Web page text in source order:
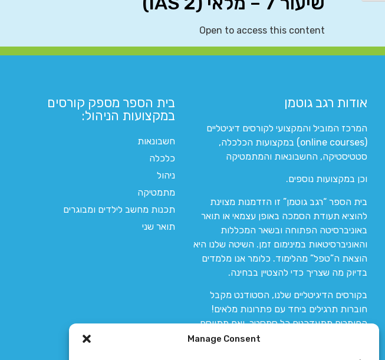
Manage Consent
Open to access this content
אודות רגב גוטמן
המרכז המוביל והמקצועי לקורסים דיגיטליים
(online courses) במקצועות הכלכלה,
סטטיסטיקה, החשבונאות והמתמטיקה
וכן במקצועות נוספים.
בית הספר “רגב גוטמן” זו הזדמנות מצוינת
להוציא תעודת הסמכה באופן עצמאי או תואר
באוניברסיטה הפתוחה ובשאר המכללות
והאוניברסיטאות במינימום זמן. השיטה שלנו היא
הוצאת ה”טפל” מהלימוד. כלומר אנו מלמדים
בדיוק מה שצריך כדי להצטיין בבחינה.
בקורסים הדיגיטליים שלנו, הסטודנט מקבל
חוברות תרגילים ביחד עם פתרונות מלאים!
החומרים מתעדכנים כל סמסטר, ואם מתווסף
חומר חדש אז הקורס מתעדכן יחד איתו.
בית הספר מספק קורסים
במקצועות הניהול:
חשבונאות
כלכלה
ניהול
מתמטיקה
תכנות מחשב לילדים ומבוגרים
תואר שני